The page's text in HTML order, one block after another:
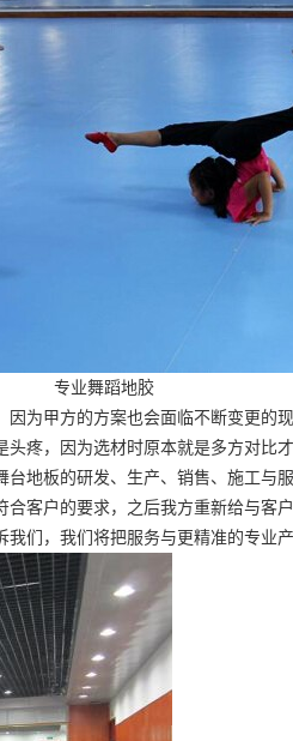
专业舞蹈地胶
为甲方的方案也会面临不断变更的
疼，因为选材时原本就是多方对比
地板的研发、生产、销售、施工与
客户的要求，之后我方重新给与客
们，我们将把服务与更精准的专业